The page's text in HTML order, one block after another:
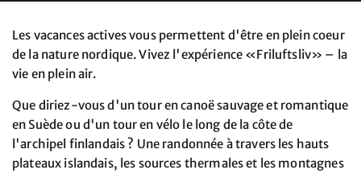
Les vacances actives vous permettent d'être en plein coeur
de la nature nordique. Vivez l'expérience «Friluftsliv» – la
vie en plein air.
Que diriez-vous d'un tour en canoë sauvage et romantique
en Suède ou d'un tour en vélo le long de la côte de
l'archipel finlandais ? Une randonnée à travers les hauts
plateaux islandais, les sources thermales et les montagnes